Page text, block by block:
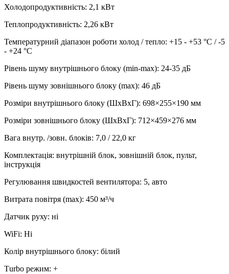
Холодопродуктивність: 2,1 кВт
Теплопродуктивність: 2,26 кВт
Температурний діапазон роботи холод / тепло: +15 - +53 °С / -5
- +24 °С
Рівень шуму внутрішнього блоку (min-max): 24-35 дБ
Рівень шуму зовнішнього блоку (max): 46 дБ
Розміри внутрішнього блоку (ШхВхГ): 698×255×190 мм
Розміри зовнішнього блоку (ШхВхГ): 712×459×276 мм
Вага внутр. /зовн. блоків: 7,0 / 22,0 кг
Комплектація: внутрішній блок, зовнішній блок, пульт,
інструкція
Регулювання швидкостей вентилятора: 5, авто
Витрата повітря (max): 450 м³/ч
Датчик руху: ні
WiFi: Ні
Колір внутрішнього блоку: білий
Тurbo режим: +